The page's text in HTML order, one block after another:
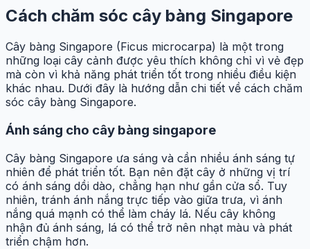
Cách chăm sóc cây bàng Singapore
Cây bàng Singapore (Ficus microcarpa) là một trong
những loại cây cảnh được yêu thích không chỉ vì vẻ đẹp
mà còn vì khả năng phát triển tốt trong nhiều điều kiện
khác nhau. Dưới đây là hướng dẫn chi tiết về cách chăm
sóc cây bàng Singapore.
Ánh sáng cho cây bàng singapore
Cây bàng Singapore ưa sáng và cần nhiều ánh sáng tự
nhiên để phát triển tốt. Bạn nên đặt cây ở những vị trí
có ánh sáng dồi dào, chẳng hạn như gần cửa sổ. Tuy
nhiên, tránh ánh nắng trực tiếp vào giữa trưa, vì ánh
nắng quá mạnh có thể làm cháy lá. Nếu cây không
nhận đủ ánh sáng, lá có thể trở nên nhạt màu và phát
triển chậm hơn.